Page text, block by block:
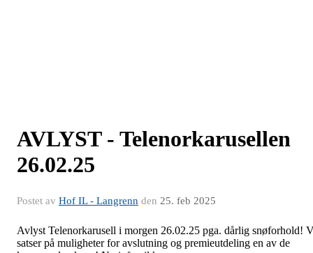
AVLYST - Telenorkarusellen
26.02.25
Postet av Hof IL - Langrenn den 25. feb 2025
Avlyst Telenorkarusell i morgen 26.02.25 pga. dårlig snøforhold!
satser på muligheter for avslutning og premieutdeling en av de